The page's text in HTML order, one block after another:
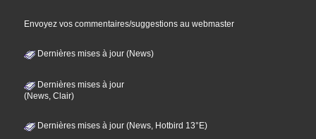
Envoyez vos commentaires/suggestions au webmaster
Dernières mises à jour (News)
Dernières mises à jour
(News, Clair)
Dernières mises à jour (News, Hotbird 13°E)